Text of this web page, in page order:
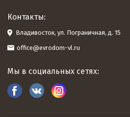
Контакты:
Владивосток, ул. Пограничная, д. 15
office@evrodom-vl.ru
Мы в социальных сетях: